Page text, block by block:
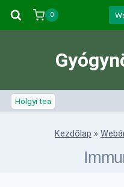
Skip
0
Hölgyi tea
Kezdőlap »